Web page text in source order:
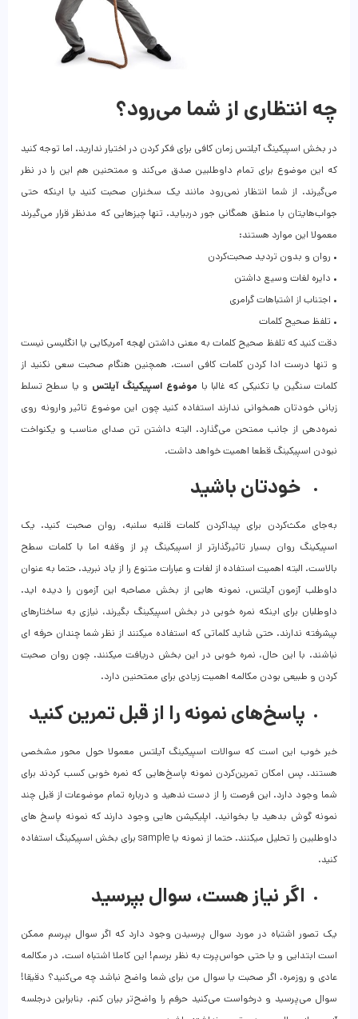
چه انتظاری از شما می‌رود؟
در بخش اسپیکینگ آیلتس زمان کافی برای فکر کردن در اختیار ندارید. اما توجه کنید
که این موضوع برای تمام داوطلبین صدق می‌کند و ممتحنین هم این را در نظر
می‌گیرند. از شما انتظار نمی‌رود مانند یک سخنران صحبت کنید یا اینکه حتی
جواب‌هایتان با منطق همگانی جور دربیاید. تنها چیزهایی که مد‌نظر قرار می‌گیرند
معمولا این موارد هستند:
• روان و بدون تردید صحبت‌کردن
• دایره لغات وسیع داشتن
• اجتناب از اشتباهات گرامری
• تلفظ صحیح کلمات
دقت کنید که تلفظ صحیح کلمات به معنی داشتن لهجه آمریکایی یا انگلیسی نیست
و تنها درست ادا کردن کلمات کافی است. همچنین هنگام صحبت سعی نکنید از
کلمات سنگین یا تکنیکی که غالبا با موضوع اسپیکینگ آیلتس و یا سطح تسلط
زبانی خودتان همخوانی ندارند استفاده کنید چون این موضوع تاثیر وارونه روی
نمره‌دهی از جانب ممتحن می‌گذارد. البته داشتن تن صدای مناسب و یکنواخت
نبودن اسپیکینگ قطعا اهمیت خواهد داشت.
خودتان باشید
به‌جای مکث‌کردن برای پیداکردن کلمات قلنبه سلنبه، روان صحبت کنید. یک
اسپیکینگ روان بسیار تاثیرگذارتر از اسپیکینگ پر از وقفه اما با کلمات سطح
بالاست. البته اهمیت استفاده از لغات و عبارات متنوع را از یاد نبرید. حتما به عنوان
داوطلب آزمون آیلتس، نمونه هایی از بخش مصاحبه این آزمون را دیده اید.
داوطلبان برای اینکه نمره خوبی در بخش اسپیکینگ بگیرند، نیازی به ساختارهای
پیشرفته ندارند. حتی شاید کلماتی که استفاده میکنند از نظر شما چندان حرفه ای
نباشند. با این حال، نمره خوبی در این بخش دریافت میکنند. چون روان صحبت
کردن و طبیعی بودن مکالمه اهمیت زیادی برای ممتحنین دارد.
پاسخ‌های نمونه را از قبل تمرین کنید
خبر خوب این است که سوالات اسپیکینگ آیلتس معمولا حول محور مشخصی
هستند. پس امکان تمرین‌کردن نمونه پاسخ‌هایی که نمره خوبی کسب کردند برای
شما وجود دارد. این فرصت را از دست ندهید و درباره تمام موضوعات از قبل چند
نمونه گوش بدهید یا بخوانید. اپلیکیشن هایی وجود دارند که نمونه پاسخ های
داوطلبین را تحلیل میکنند. حتما از نمونه یا sample برای بخش اسپیکینگ استفاده
کنید.
اگر نیاز هست، سوال بپرسید
یک تصور اشتباه در مورد سوال پرسیدن وجود دارد که اگر سوال بپرسم ممکن
است ابتدایی و یا حتی حواس‌پرت به نظر برسم! این کاملا اشتباه است. در مکالمه
عادی و روزمره، اگر صحبت یا سوال من برای شما واضح نباشد چه می‌کنید؟ دقیقا!
سوال می‌پرسید و درخواست می‌کنید حرفم را واضح‌تر بیان کنم. بنابراین درجلسه